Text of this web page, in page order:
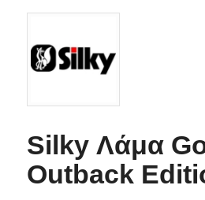
Silky Λάμα
Outback